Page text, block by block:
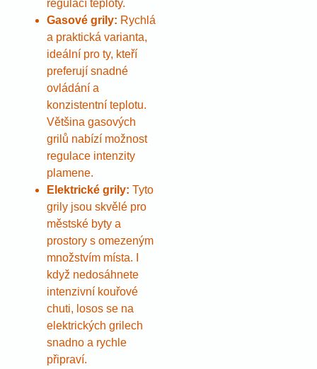
regulací teploty.
Gasové grily: Rychlá
a praktická varianta,
ideální pro ty, kteří
preferují snadné
ovládání a
konzistentní teplotu.
Většina gasových
grilů nabízí možnost
regulace intenzity
plamene.
Elektrické grily: Tyto
grily jsou skvělé pro
městské byty a
prostory s omezeným
množstvím místa. I
když nedosáhnete
intenzivní kouřové
chuti, losos se na
elektrických grilech
snadno a rychle
připraví.